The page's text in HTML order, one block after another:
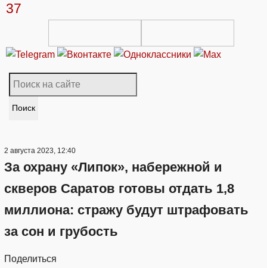
37
Поиск
2 августа 2023, 12:40
За охрану «Липок», набережной и
скверов Саратов готовы отдать 1,8
миллиона: стражу будут штрафовать
за сон и грубость
Поделиться